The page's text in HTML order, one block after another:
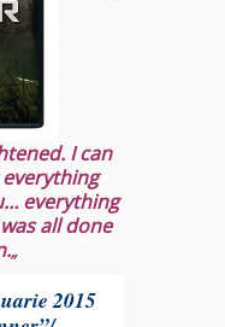
I can
everything
all done
„
2015